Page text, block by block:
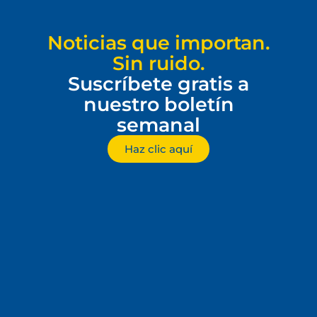
Noticias que importan.
Sin ruido.
Suscríbete gratis a
nuestro boletín
semanal
Haz clic aquí